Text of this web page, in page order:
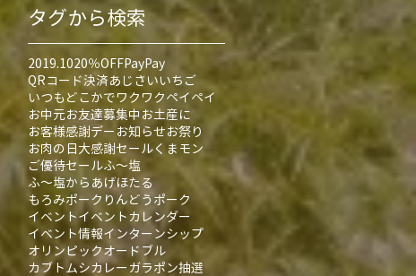
タグから検索
2019.1020％OFFPayPay
QRコード決済あじさいいちご
いつもどこかでワクワクペイペイ
お中元お友達募集中 お土産に
お客様感謝デー お知らせお祭り
お肉の日大感謝セールくまモン
ご優待セールふ～塩
ふ～塩からあげほたる
もろみポーク りんどうポーク
イベントイベントカレンダー
イベント情報インターンシップ
オリンピックオードブル
カブトムシカレー ガラポン抽選